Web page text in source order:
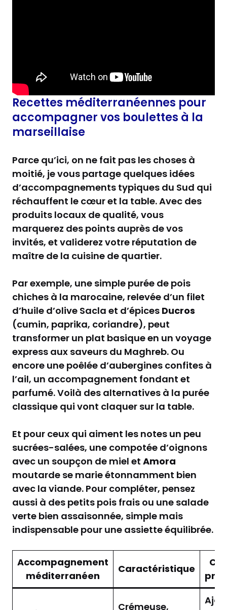
Recettes méditerranéennes pour
accompagner vos boulettes à la
marseillaise
Parce qu’ici, on ne fait pas les choses à
moitié, je vous partage quelques idées
d’accompagnements typiques du Sud qui
réchauffent le cœur et la table. Avec des
produits locaux de qualité, vous
marquerez des points auprès de vos
invités, et validerez votre réputation de
maître de la cuisine de quartier.
Par exemple, une simple purée de pois
chiches à la marocaine, relevée d’un filet
d’huile d’olive Sacla et d’épices Ducros
(cumin, paprika, coriandre), peut
transformer un plat basique en un voyage
express aux saveurs du Maghreb. Ou
encore une poêlée d’aubergines confites à
l’ail, un accompagnement fondant et
parfumé. Voilà des alternatives à la purée
classique qui vont claquer sur la table.
Et pour ceux qui aiment les notes un peu
sucrées-salées, une compotée d’oignons
avec un soupçon de miel et Amora
moutarde se marie étonnamment bien
avec la viande. Pour compléter, pensez
aussi à des petits pois frais ou une salade
verte bien assaisonnée, simple mais
indispensable pour une assiette équilibrée.
Accompagnement
méditerranéen
Caractéristique
Crémeuse,